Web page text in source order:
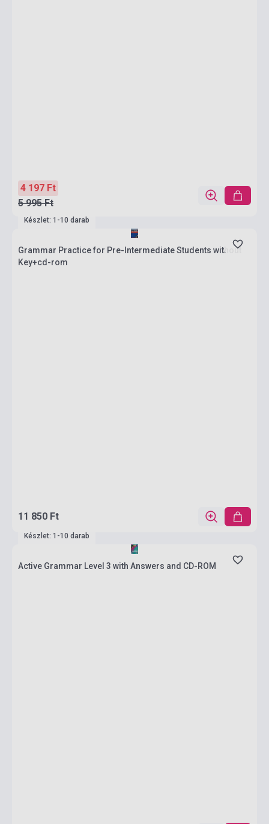
4 197 Ft
5 995 Ft
Készlet: 1-10 darab
Grammar Practice for Pre-Intermediate Students without
Key+cd-rom
11 850 Ft
Készlet: 1-10 darab
Active Grammar Level 3 with Answers and CD-ROM